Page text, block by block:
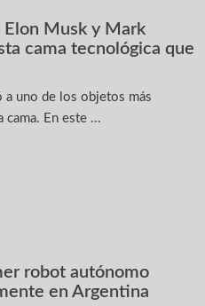
Musk y Mark
cama tecnológica que
a uno de los objetos más
cama. En este ...
robot autónomo
en Argentina